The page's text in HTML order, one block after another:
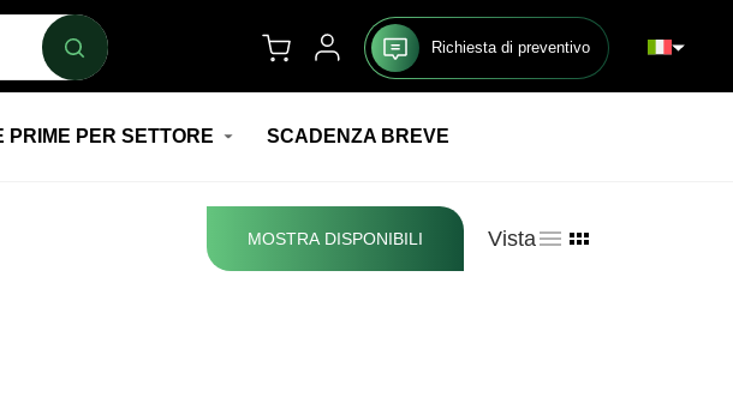
Richiesta di preventivo
PRIME PER SETTORE SCADENZA BREVE
MOSTRA DISPONIBILI Vista